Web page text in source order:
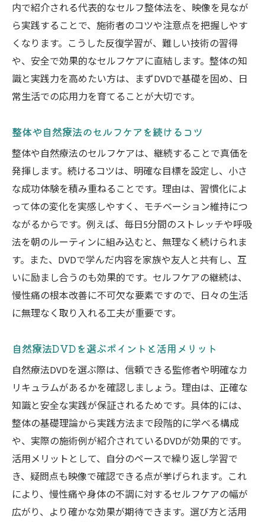
内で紹介される代表的なセルフ整体法を、映像を見なが
ら実践することで、施術者のコツや注意点を把握しやす
くなります。こうした反復学習が、難しい技術の習得
や、安全で効果的なセルフケアに直結します。整体の知
識と実践力を高めたい方は、まずDVDで基礎を固め、日
常生活での応用力を育てることが大切です。
整体や自然療法のセルフケアを続けるコツ
整体や自然療法のセルフケアは、継続することで真価を
発揮します。続けるコツは、明確な目標を設定し、小さ
な成功体験を積み重ねることです。理由は、習慣化によ
って体の変化を実感しやすく、モチベーション維持につ
ながるからです。例えば、毎日5分間のストレッチや呼吸
法を朝のルーティンに組み込むと、無理なく続けられま
す。また、DVDで学んだ内容を家族や友人と共有し、互
いに励まし合うのも効果的です。セルフケアの継続は、
慢性痛の根本改善に不可欠な要素ですので、日々の生活
に無理なく取り入れる工夫が重要です。
自然療法DVDを選ぶポイントと活用メリット
自然療法DVDを選ぶ際は、信頼できる監修者や明確なカ
リキュラムがあるかを確認しましょう。理由は、正確な
知識と安全な実践が保証されるためです。具体的には、
整体の基礎理論から実践方法まで段階的に学べる構成
や、実際の施術例が紹介されているDVDが効果的です。
活用メリットとして、自分のペースで繰り返し学習で
き、疑問点も映像で確認できる点が挙げられます。これ
により、慢性痛や身体の不調に対するセルフケアの幅が
広がり、より確かな効果が期待できます。選び方と活用